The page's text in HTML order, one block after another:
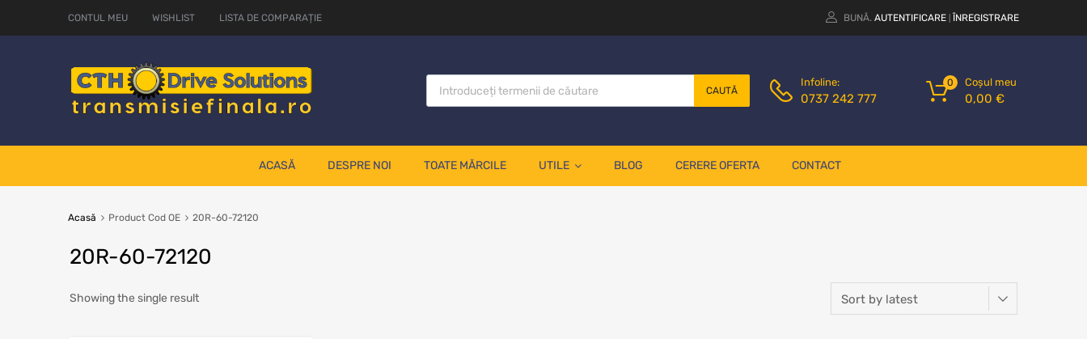
CONTUL MEU WISHLIST LISTA DE COMPARAȚIE BUNĂ. AUTENTIFICARE ÎNREGISTRARE
CAUTĂ
Infoline:
0737 242 777
Coșul meu
0,00 €
0
ACASĂ DESPRE NOI TOATE MĂRCILE UTILE BLOG CERERE OFERTA CONTACT
Acasă Product Cod OE 20R-60-72120
20R-60-72120
Showing the single result